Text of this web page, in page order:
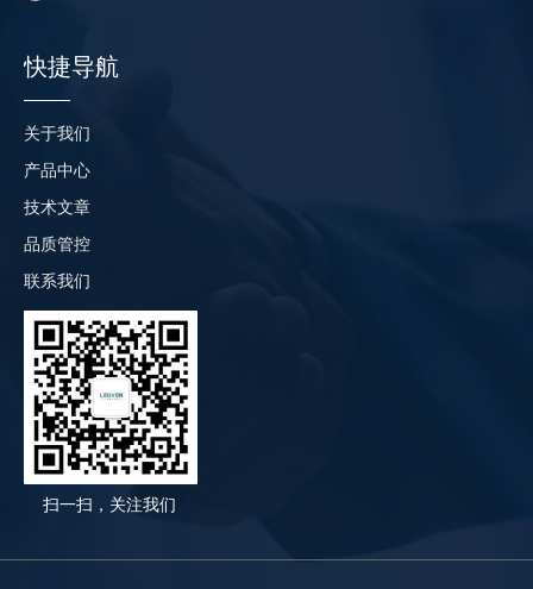
扫一扫，关注我们
快捷导航
关于我们
产品中心
技术文章
品质管控
联系我们